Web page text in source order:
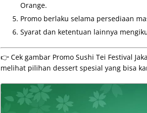
Orange.
Promo berlaku selama persediaan
Syarat dan ketentuan lainnya
👉 Cek gambar Promo Sushi Tei Festival
melihat pilihan dessert spesial yang bisa